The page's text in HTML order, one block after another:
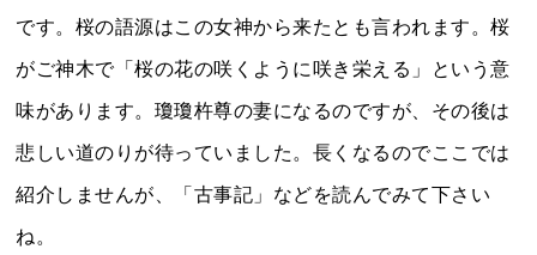
です。桜の語源はこの女神から来たとも言われます。桜
がご神木で「桜の花の咲くように咲き栄える」という意
味があります。瓊瓊杵尊の妻になるのですが、その後は
悲しい道のりが待っていました。長くなるのでここでは
紹介しませんが、「古事記」などを読んでみて下さい
ね。